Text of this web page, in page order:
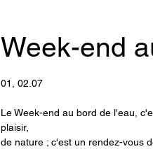
Week-end
01, 02.07
Le Week-end au bord de l'eau,
plaisir,
de nature ; c'est un rendez-vous